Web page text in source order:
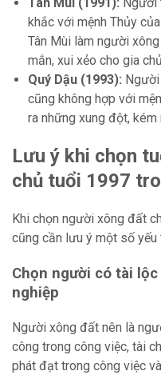
khắc với mệnh Thủy
Tân Mùi làm người
mắn, xui xẻo cho gia
Quý Dậu (1993): Người
cũng không hợp với
ra những xung đột,
Lưu ý khi chọn
chủ tuổi 1997
Khi chọn người xông đất
cũng cần lưu ý một số
Chọn người có tài
nghiệp
Người xông đất nên là
công trong công việc, tài
phát đạt trong công việc